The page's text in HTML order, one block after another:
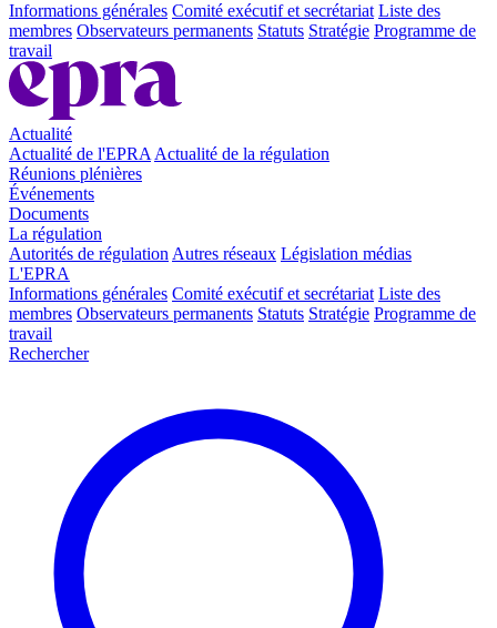
Informations générales Comité exécutif et secrétariat Liste des
membres Observateurs permanents Statuts Stratégie Programme de
travail
Actualité
Actualité de l'EPRA Actualité de la régulation
Réunions plénières
Événements
Documents
La régulation
Autorités de régulation Autres réseaux Législation médias
L'EPRA
Informations générales Comité exécutif et secrétariat Liste des
membres Observateurs permanents Statuts Stratégie Programme de
travail
Rechercher